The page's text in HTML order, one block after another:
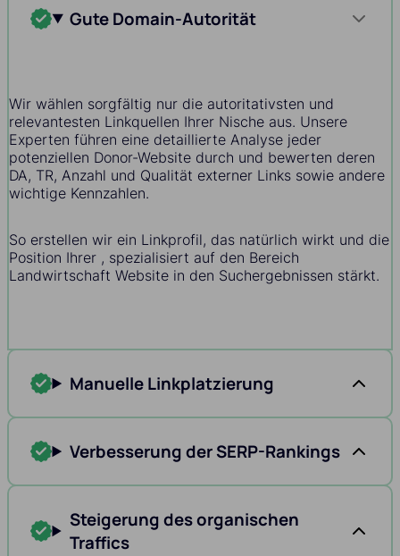
Gute Domain-Autorität
Wir wählen sorgfältig nur die autoritativsten und
relevantesten Linkquellen Ihrer Nische aus. Unsere
Experten führen eine detaillierte Analyse jeder
potenziellen Donor-Website durch und bewerten deren
DA, TR, Anzahl und Qualität externer Links sowie andere
wichtige Kennzahlen.
So erstellen wir ein Linkprofil, das natürlich wirkt und die
Position Ihrer , spezialisiert auf den Bereich
Landwirtschaft Website in den Suchergebnissen stärkt.
Manuelle Linkplatzierung
Verbesserung der SERP-Rankings
Steigerung des organischen
Traffics